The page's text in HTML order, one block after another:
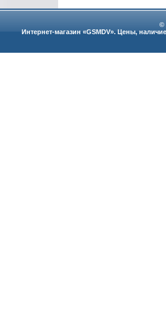
©
Интернет-магазин «GSMDV». Цены,